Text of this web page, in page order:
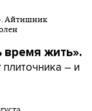
время жить».
– и